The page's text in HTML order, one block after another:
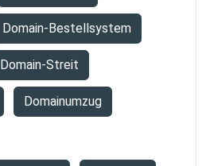
Domain-Bestellsystem
Domain-Streit
Domainumzug